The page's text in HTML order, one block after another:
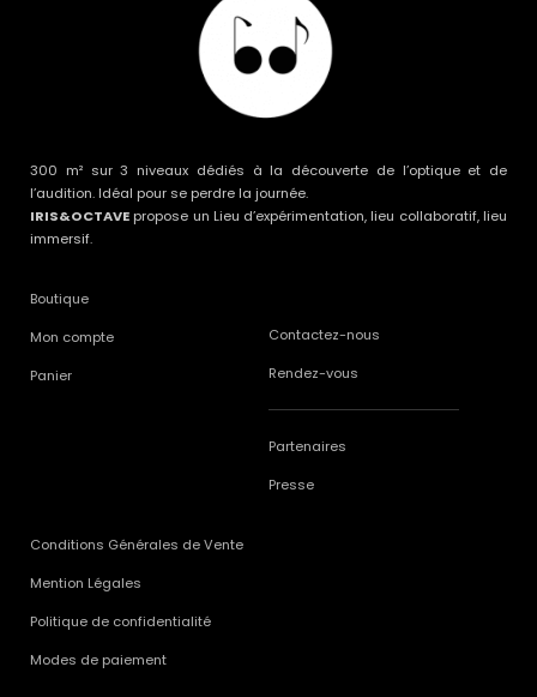
300 m² sur 3 niveaux dédiés à la découverte de l’optique et de
l’audition. Idéal pour se perdre la journée.
IRIS&OCTAVE propose un Lieu d’expérimentation, lieu collaboratif, lieu
immersif.
Boutique
Mon compte
Panier
Contactez-nous
Rendez-vous
Partenaires
Presse
Conditions Générales de Vente
Mention Légales
Politique de confidentialité
Modes de paiement